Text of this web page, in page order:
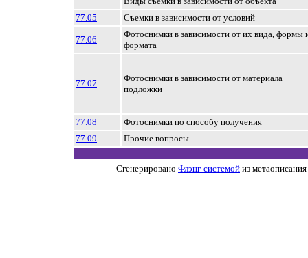
77.05
Съемки в зависимости от условий
77.06
Фотоснимки в зависимости от их вида, формы
формата
77.07
Фотоснимки в зависимости от материала
подложки
77.08
Фотоснимки по способу получения
77.09
Прочие вопросы
Сгенерировано Флэнг-системой из